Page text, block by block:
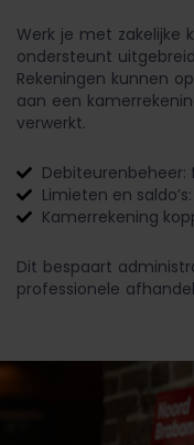
Werk je met zakelijke
ondersteunt
Rekeningen kunnen
aan een
verwerkt.
Limieten en
Kamerrekening
Dit bespaart
professionele